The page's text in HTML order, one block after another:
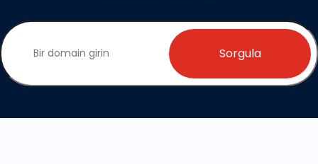
Sorgula